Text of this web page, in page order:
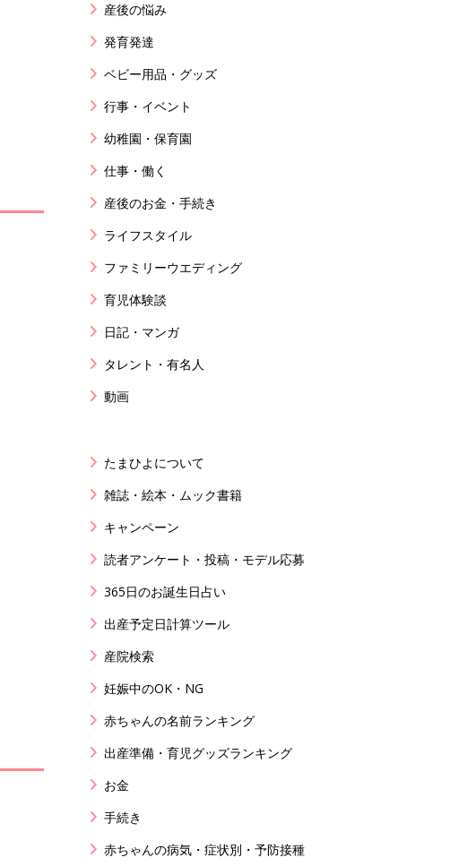
産後の悩み
発育発達
ベビー用品・グッズ
行事・イベント
幼稚園・保育園
仕事・働く
産後のお金・手続き
ライフスタイル
ファミリーウエディング
育児体験談
日記・マンガ
タレント・有名人
動画
たまひよについて
雑誌・絵本・ムック書籍
キャンペーン
読者アンケート・投稿・モデル応募
365日のお誕生日占い
出産予定日計算ツール
産院検索
妊娠中のOK・NG
赤ちゃんの名前ランキング
出産準備・育児グッズランキング
お金
手続き
赤ちゃんの病気・症状別・予防接種